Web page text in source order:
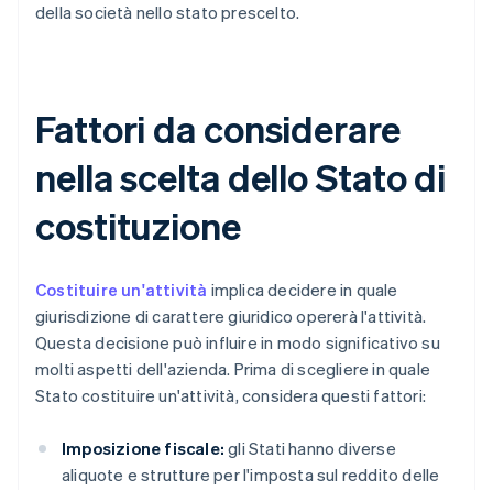
della società nello stato prescelto.
Fattori da considerare
nella scelta dello Stato di
costituzione
Costituire un'attività implica decidere in quale
giurisdizione di carattere giuridico opererà l'attività.
Questa decisione può influire in modo significativo su
molti aspetti dell'azienda. Prima di scegliere in quale
Stato costituire un'attività, considera questi fattori:
Imposizione fiscale: gli Stati hanno diverse
aliquote e strutture per l'imposta sul reddito delle